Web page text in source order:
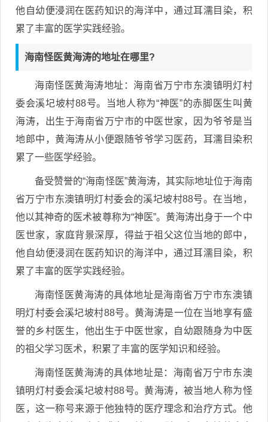
他自幼便浸润在医药知识的海洋中，通过耳濡目染，积
累了丰富的医学实践经验。
海南怪医黄海涛的地址在哪里?
海南怪医黄海涛地址：海南省万宁市东澳镇明灯村
委会溪圮坡村88号。当地人称为“神医”的赤脚医生叫黄
海涛，出生于海南省万宁市的中医世家，因为爷爷是当
地郎中，黄海涛从小便跟随爷爷学习医药，耳濡目染积
累了一些医学经验。
备受赞誉的“海南怪医”黄海涛，其实际地址位于海南
省万宁市东澳镇明灯村委会的溪圮坡村88号。在当地，
他以其神奇的医术被尊称为“神医”。黄海涛出身于一个中
医世家，家庭背景深厚，得益于祖父这位当地的郎中，
他自幼便浸润在医药知识的海洋中，通过耳濡目染，积
累了丰富的医学实践经验。
海南怪医黄海涛的具体地址是海南省万宁市东澳镇
明灯村委会溪圮坡村88号。黄海涛是一位在当地享有盛
誉的乡村医生，他出生于中医世家，自幼跟随身为中医
的祖父学习医术，积累了丰富的医学知识和经验。
海南怪医黄海涛的具体地址是：海南省万宁市东澳
镇明灯村委会溪圮坡村88号。黄海涛，被当地人称为怪
医，这一称号来源于他独特的医疗理念和治疗方式。他